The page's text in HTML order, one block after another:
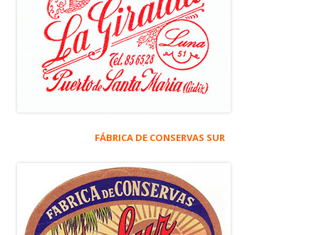
FÁBRICA DE CONSERVAS SUR